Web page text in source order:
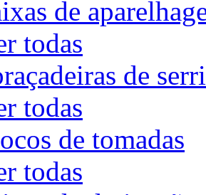
de
todas
de
todas
de tomadas
todas